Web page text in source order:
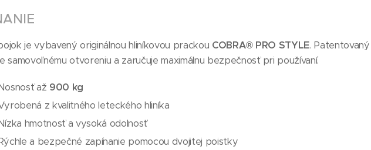
je vybavený originálnou hliníkovou prackou COBRA® PRO STYLE.
samovoľnému otvoreniu a zaručuje maximálnu bezpečnosť pri používaní.
až 900 kg
z kvalitného leteckého hliníka
hmotnosť a vysoká odolnosť
a bezpečné zapínanie pomocou dvojitej poistky